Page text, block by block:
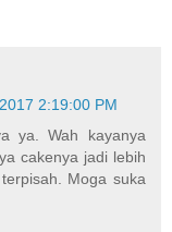
2:19:00 PM
ya. Wah kayanya
cakenya jadi lebih
Moga suka